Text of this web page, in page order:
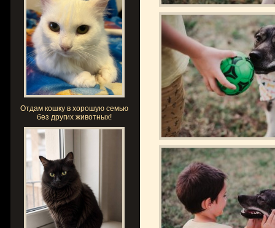
Отдам кошку в хорошую семью
без других животных!